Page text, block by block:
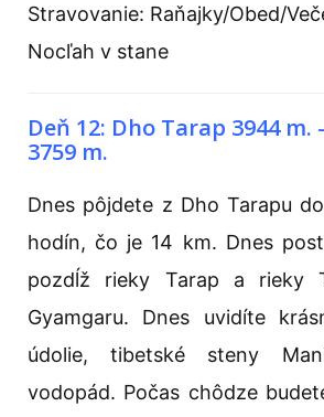
Stravovanie: Raňajky/Obed/
Nocľah v stane
Deň 12: Dho Tarap 3944 m.
3759 m.
Dnes pôjdete z Dho Tarapu
hodín, čo je 14 km. Dnes
pozdĺž rieky Tarap a rieky
Gyamgaru. Dnes uvidíte
údolie, tibetské steny
vodopád. Počas chôdze